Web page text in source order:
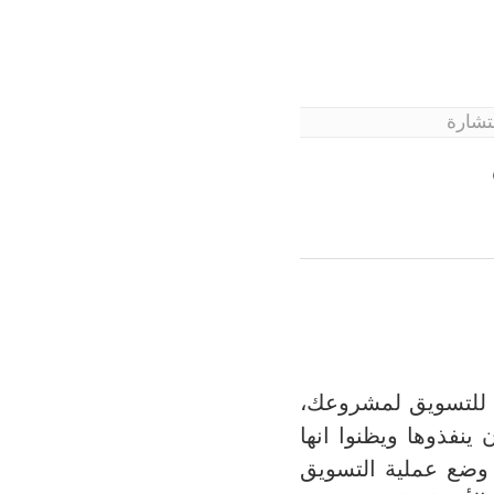
للتسويق لمشروعك،
ويظنوا انها
عملية التسويق